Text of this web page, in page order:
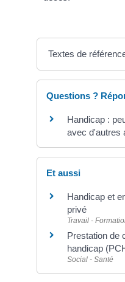
Textes de
Questions ?
Handicap :
avec d'autres
Et aussi
Handicap et
privé
Travail -
Prestation de
handicap
Social - Santé